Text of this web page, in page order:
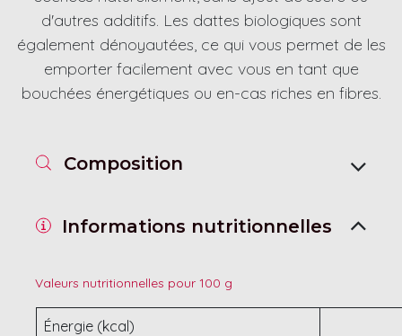
d'autres additifs. Les dattes biologiques sont
également dénoyautées, ce qui vous permet de les
emporter facilement avec vous en tant que
bouchées énergétiques ou en-cas riches en fibres.
Composition
Informations nutritionnelles
Valeurs nutritionnelles pour 100 g
Énergie (kcal)